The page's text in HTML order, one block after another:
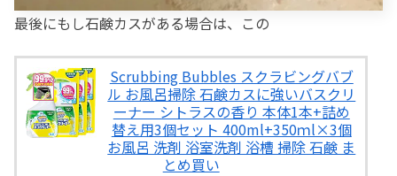
最後にもし石鹸カスがある場合は、この
Scrubbing Bubbles スクラビングバブ
ル お風呂掃除 石鹸カスに強いバスクリ
ーナー シトラスの香り 本体1本+詰め
替え用3個セット 400ml+350ｍl×3個
お風呂 洗剤 浴室洗剤 浴槽 掃除 石鹸 ま
とめ買い